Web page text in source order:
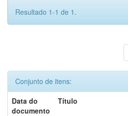
Resultado 1-1 de 1.
Conjunto de itens:
Data do
documento
Título